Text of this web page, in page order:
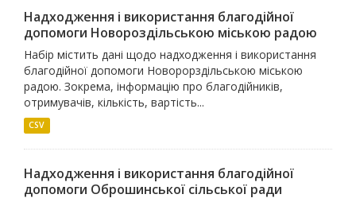
Надходження і використання благодійної
допомоги Новороздільською міською радою
Набір містить дані щодо надходження і використання
благодійної допомоги Новорорздільською міською
радою. Зокрема, інформацію про благодійників,
отримувачів, кількість, вартість...
CSV
Надходження і використання благодійної
допомоги Оброшинської сільської ради